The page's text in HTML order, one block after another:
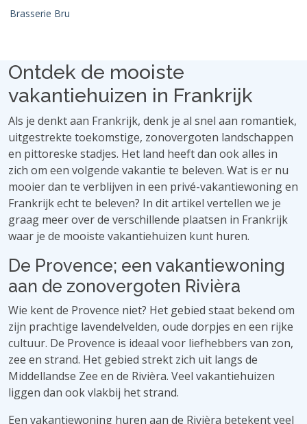
Brasserie Bru
Ontdek de mooiste
vakantiehuizen in Frankrijk
Als je denkt aan Frankrijk, denk je al snel aan romantiek,
uitgestrekte toekomstige, zonovergoten landschappen
en pittoreske stadjes. Het land heeft dan ook alles in
zich om een ​​volgende vakantie te beleven. Wat is er nu
mooier dan te verblijven in een privé-vakantiewoning en
Frankrijk echt te beleven? In dit artikel vertellen we je
graag meer over de verschillende plaatsen in Frankrijk
waar je de mooiste vakantiehuizen kunt huren.
De Provence; een vakantiewoning
aan de zonovergoten Rivièra
Wie kent de Provence niet? Het gebied staat bekend om
zijn prachtige lavendelvelden, oude dorpjes en een rijke
cultuur. De Provence is ideaal voor liefhebbers van zon,
zee en strand. Het gebied strekt zich uit langs de
Middellandse Zee en de Rivièra. Veel vakantiehuizen
liggen dan ook vlakbij het strand.
Een vakantiewoning huren aan de Rivièra betekent veel